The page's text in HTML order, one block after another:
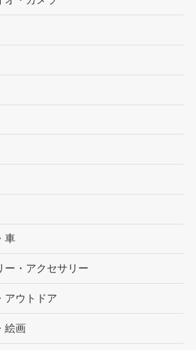
車
ー・アクセサリー
アウトドア
絵画